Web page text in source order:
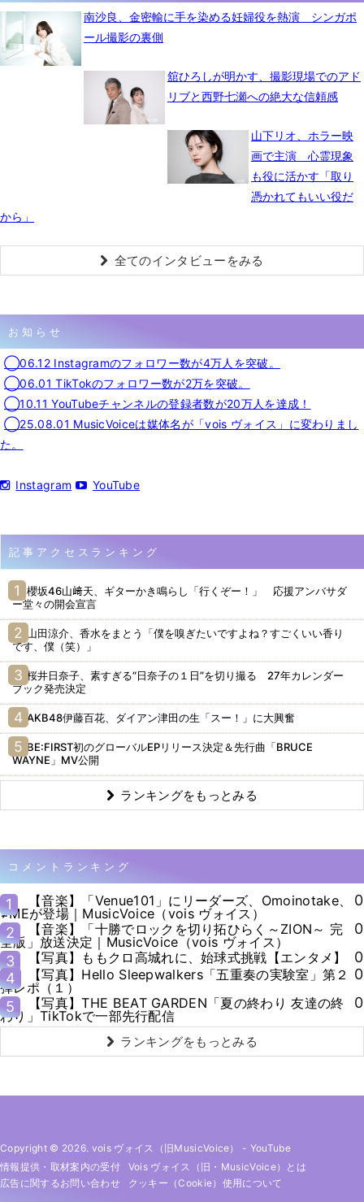
南沙良、金密輸に手を染める妊婦役を熱演 シンガポ
ール撮影の裏側
舘ひろしが明かす、撮影現場でのアド
リブと西野七瀬への絶大な信頼感
山下リオ、ホラー映
画で主演 心霊現象
も役に活かす「取り
憑かれてもいい役だ
から」
全てのインタビューをみる
お知らせ
◯06.12 Instagramのフォロワー数が4万人を突破。
◯06.01 TikTokのフォロワー数が2万を突破。
◯10.11 YouTubeチャンネルの登録者数が20万人を達成！
◯25.08.01 MusicVoiceは媒体名が「vois ヴォイス」に変わりまし
た。
Instagram YouTube
記事アクセスランキング
櫻坂46山﨑天、ギターかき鳴らし「行くぞー！」 応援アンバサダ
ー堂々の開会宣言
山田涼介、香水をまとう「僕を嗅ぎたいですよね？すごくいい香り
です、僕（笑）」
桜井日奈子、素すぎる“日奈子の１日”を切り撮る 27年カレンダー
ブック発売決定
AKB48伊藤百花、ダイアン津田の生「スー！」に大興奮
BE:FIRST初のグローバルEPリリース決定＆先行曲「BRUCE
WAYNE」MV公開
ランキングをもっとみる
コメントランキング
1
【音楽】「Venue101」にリーダーズ、Omoinotake、
≠MEが登場｜MusicVoice（vois ヴォイス）
0
2
【音楽】「十勝でロックを切り拓ひらく～ZION～ 完
全版」放送決定｜MusicVoice（vois ヴォイス）
0
3
【写真】ももクロ高城れに、始球式挑戦【エンタメ】
0
4
【写真】Hello Sleepwalkers「五重奏の実験室」第２
弾レポ（１）
0
5
【写真】THE BEAT GARDEN「夏の終わり 友達の終
わり」TikTokで一部先行配信
0
ランキングをもっとみる
Copyright © 2026. vois ヴォイス（旧MusicVoice） - YouTube
情報提供・取材案内の受付
Vois ヴォイス（旧・MusicVoice）とは
広告に関するお問い合わせ
クッキー（cookie）使用について